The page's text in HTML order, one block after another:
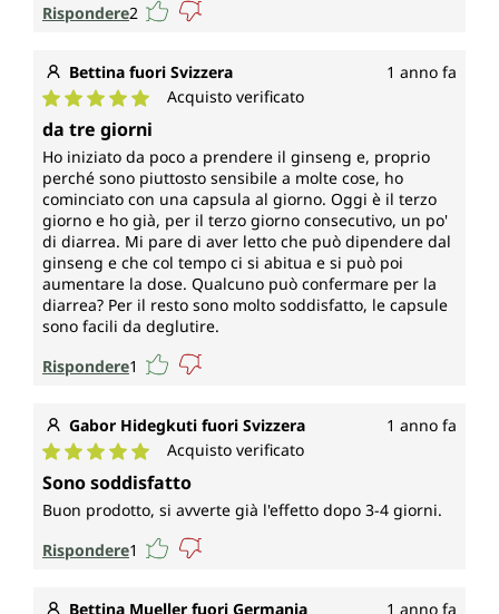
Rispondere2
Bettina fuori Svizzera 1 anno fa
Valutazione media di 5 su 5 stelle
Acquisto verificato
da tre giorni
Ho iniziato da poco a prendere il ginseng e, proprio
perché sono piuttosto sensibile a molte cose, ho
cominciato con una capsula al giorno. Oggi è il terzo
giorno e ho già, per il terzo giorno consecutivo, un po'
di diarrea. Mi pare di aver letto che può dipendere dal
ginseng e che col tempo ci si abitua e si può poi
aumentare la dose. Qualcuno può confermare per la
diarrea? Per il resto sono molto soddisfatto, le capsule
sono facili da deglutire.
Rispondere1
Gabor Hidegkuti fuori Svizzera 1 anno fa
Valutazione media di 5 su 5 stelle
Acquisto verificato
Sono soddisfatto
Buon prodotto, si avverte già l'effetto dopo 3-4 giorni.
Rispondere1
Bettina Mueller fuori Germania 1 anno fa